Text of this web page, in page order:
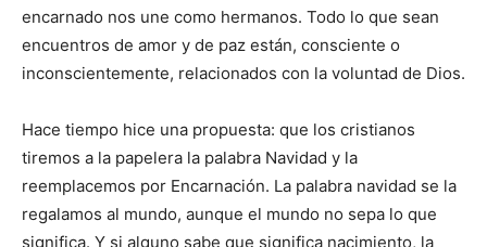
encarnado nos une como hermanos. Todo lo que sean
encuentros de amor y de paz están, consciente o
inconscientemente, relacionados con la voluntad de Dios.
Hace tiempo hice una propuesta: que los cristianos
tiremos a la papelera la palabra Navidad y la
reemplacemos por Encarnación. La palabra navidad se la
regalamos al mundo, aunque el mundo no sepa lo que
significa. Y si alguno sabe que significa nacimiento, la